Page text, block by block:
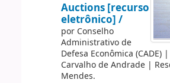
Auctions [recurso
eletrônico] /
por Conselho
Administrativo de
Defesa Econômica (CADE)|
Carvalho de Andrade|
Mendes.